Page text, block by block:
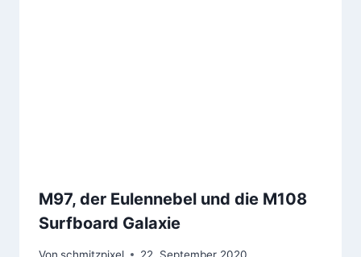
M97, der Eulennebel und die M108
Surfboard Galaxie
Von schmitzpixel 22. September 2020